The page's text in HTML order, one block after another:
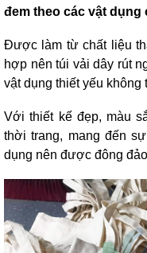
đem theo các vật
Được làm từ chất liệu
hợp nên túi vải dây rút
vật dụng thiết yếu không
Với thiết kế đẹp, màu
thời trang, mang đến
dụng nên được đông